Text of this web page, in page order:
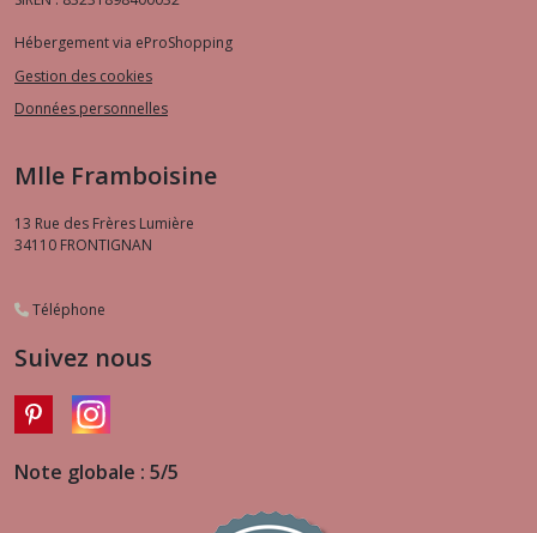
Hébergement via eProShopping
Gestion des cookies
Données personnelles
Mlle Framboisine
13 Rue des Frères Lumière
34110 FRONTIGNAN
Téléphone
Suivez nous
Note globale : 5/5